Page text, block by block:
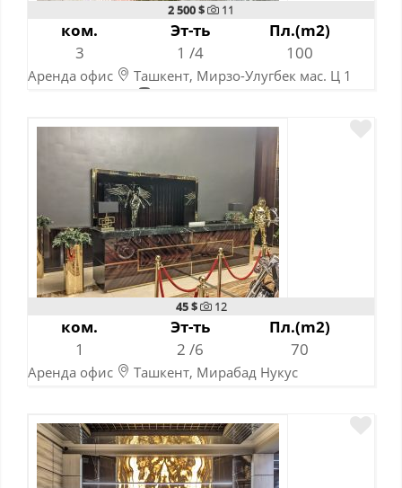
2 500 $ 11
ком.
3
Эт-ть
1 /4
Пл.(m2)
100
Аренда офис
Ташкент, Мирзо-Улугбек мас. Ц 1
14-07-2026
45 $ 12
ком.
1
Эт-ть
2 /6
Пл.(m2)
70
Аренда офис Ташкент, Мирабад Нукус